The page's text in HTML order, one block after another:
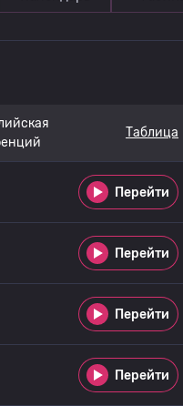
Таблица
Перейти
Перейти
Перейти
Перейти